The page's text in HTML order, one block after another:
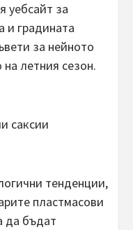
уебсайт за
и градината
за нейното
летния сезон.
саксии
тенденции,
пластмасови
да бъдат